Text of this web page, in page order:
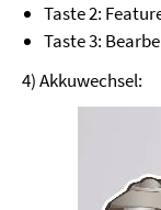
Taste 2:
Taste 3:
4) Akkuwechsel: